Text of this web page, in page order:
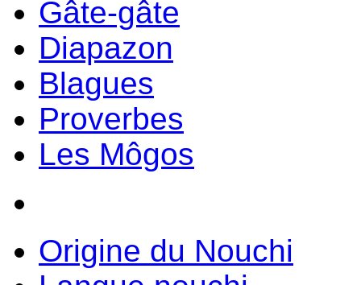
Gâte-gâte
Diapazon
Blagues
Proverbes
Les Môgos
Origine du Nouchi